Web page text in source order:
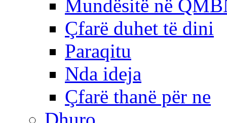
Mundësitë në
Çfarë duhet të dini
Paraqitu
Nda ideja
Çfarë thanë për ne